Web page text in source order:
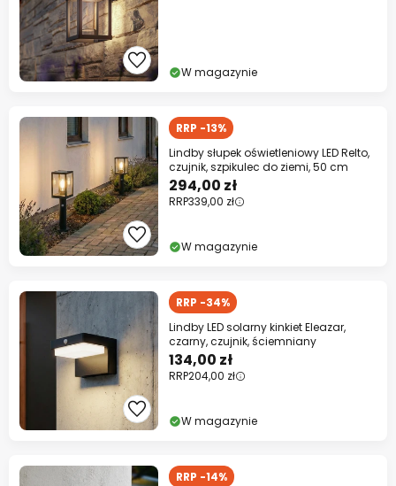
W magazynie
RRP -13%
Lindby słupek oświetleniowy LED Relto,
czujnik, szpikulec do ziemi, 50 cm
294,00 zł
RRP339,00 zł
W magazynie
RRP -34%
Lindby LED solarny kinkiet Eleazar,
czarny, czujnik, ściemniany
134,00 zł
RRP204,00 zł
W magazynie
RRP -14%